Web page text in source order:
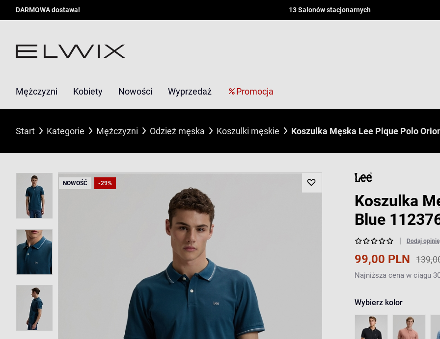
DARMOWA dostawa! 13 Salonów stacjonarnych
Mężczyzni Kobiety Nowości Wyprzedaż Promocja
Start Kategorie Mężczyzni Odzież męska Koszulki męskie Koszulka Męska Lee Pique Polo
NOWOŚĆ -29%
Koszulka
Blue
Dodaj opinię
99,00 PLN
Najniższa cena w ciągu
Wybierz kolor